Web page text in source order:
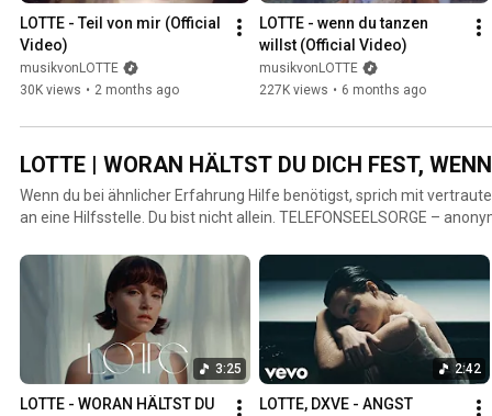
LOTTE - Teil von mir (Official
Video)
musikvonLOTTE
30K views • 2 months ago
LOTTE - wenn du tanzen
willst (Official Video)
musikvonLOTTE
227K views • 6 months ago
LOTTE | WORAN HÄLTST DU DICH FEST,
Wenn du bei ähnlicher Erfahrung Hilfe benötigst, sprich mit
an eine Hilfsstelle. Du bist nicht allein. TELEFONSEELSORGE – anonyme Beratung, Sorgen teilen.
https://lara-berlin.de/home Beratung -unabhängig Sprache oder
Montag – Freitag 9 – 18 Uhr Wildwasser e.V. - Arbeitsgemeinschaft gegen sexuellen Missbrauch
an Mädchen e.V. http://www.wildwasser-berlin.de/ Hilfe & Informationen für Betroffene &
Angehörige, Suchportal für lokale Hilfs- & Beratungsstellen https://
missbrauch.d... Hilfe bei Gewalt gegen Frauen https://www.hilfetelefon.de/ Hilfe bei Gewalt gegen
Männer https://www.maennerhilfetelefon.de/ ►Hier könnt ihr den
► https://LOTTE.lnk.to/SOWIEICH
3:25
LOTTE - WORAN HÄLTST DU
2:42
LOTTE, DXVE - ANGST